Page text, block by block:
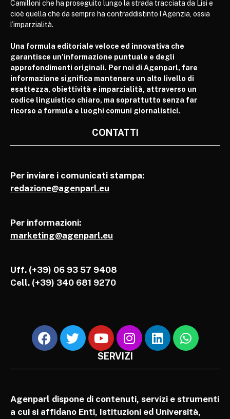
Camilloni che ha proseguito lungo la strada tracciata da Lisi e
cioè quella che da sempre ha contraddistinto l’Agenzia, ossia
l’imparzialità.
Una formula editoriale veloce ed innovativa che
garantisce un’informazione puntuale e degli
approfondimenti originali. Per noi di Agenparl, fare
informazione significa mantenere un alto livello di
esattezza, obiettività e imparzialità, attraverso un
codice linguistico chiaro, ma soprattutto senza far
ricorso a formule e luoghi comuni giornalistici.
CONTATTI
Per inviare i comunicati stampa:
redazione@agenparl.eu
Per informazioni:
marketing@agenparl.eu
Uff. (+39) 06 93 57 9408
Cell. (+39) 340 681 9270
SERVIZI
Agenparl dispone di contenuti, servizi e strumenti
a cui si affidano Enti, Istituzioni ed Università,